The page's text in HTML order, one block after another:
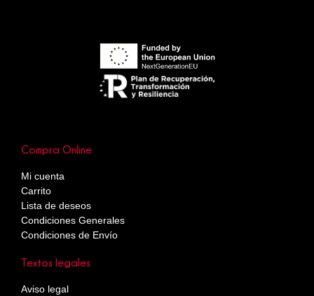
Compra Online
Mi cuenta
Carrito
Lista de deseos
Condiciones Generales
Condiciones de Envío
Textos legales
Aviso legal